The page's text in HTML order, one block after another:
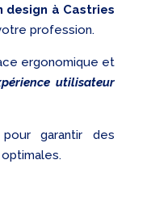
design à Castries
profession.
ergonomique et
utilisateur
garantir des